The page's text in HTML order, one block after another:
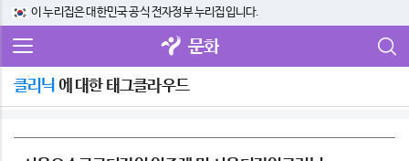
이 누리집은 대한민국 공식 전자정부 누리집입니다.
문화
클리닉 에 대한 태그클라우드